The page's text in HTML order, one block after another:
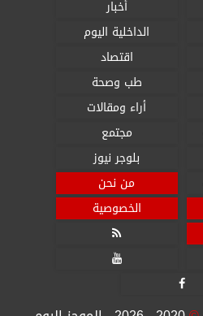
أخبار
الداخلية اليوم
اقتصاد
طب وصحة
أراء ومقالات
مجتمع
بلوجر نيوز
من نحن
الخصوصية


